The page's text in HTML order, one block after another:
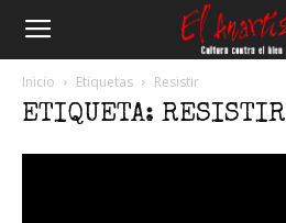
Inicio Etiquetas Resistir
ETIQUETA: RESISTIR